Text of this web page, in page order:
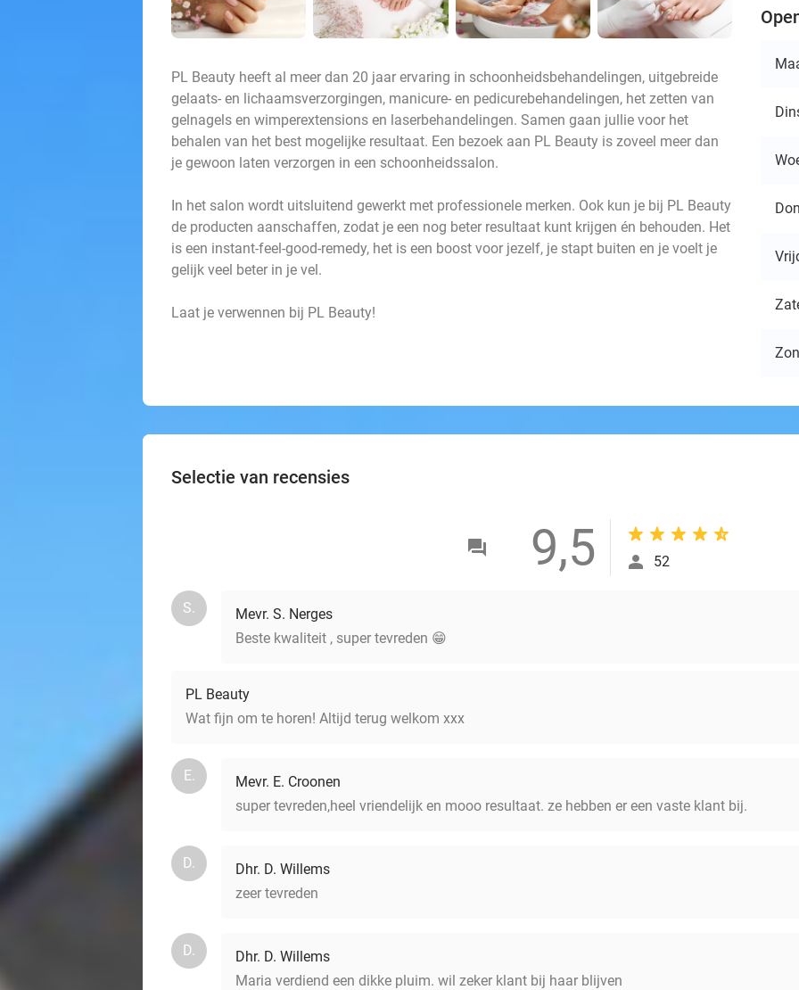
PL Beauty heeft al meer dan 20 jaar ervaring in schoonheidsbehandelingen, uitgebreide
gelaats- en lichaamsverzorgingen, manicure- en pedicurebehandelingen, het zetten van
gelnagels en wimperextensions en laserbehandelingen. Samen gaan jullie voor het
behalen van het best mogelijke resultaat. Een bezoek aan PL Beauty is zoveel meer dan
je gewoon laten verzorgen in een schoonheidssalon.
In het salon wordt uitsluitend gewerkt met professionele merken. Ook kun je bij PL Beauty
de producten aanschaffen, zodat je een nog beter resultaat kunt krijgen én behouden. Het
is een instant-feel-good-remedy, het is een boost voor jezelf, je stapt buiten en je voelt je
gelijk veel beter in je vel.
Laat je verwennen bij PL Beauty!
Selectie van recensies
9,5 52
S.
Mevr. S. Nerges
Beste kwaliteit , super tevreden 😁
PL Beauty
Wat fijn om te horen! Altijd terug welkom xxx
E.
Mevr. E. Croonen
super tevreden,heel vriendelijk en mooo resultaat. ze hebben er een vaste klant bij.
D.
Dhr. D. Willems
zeer tevreden
D.
Dhr. D. Willems
Maria verdiend een dikke pluim. wil zeker klant bij haar blijven